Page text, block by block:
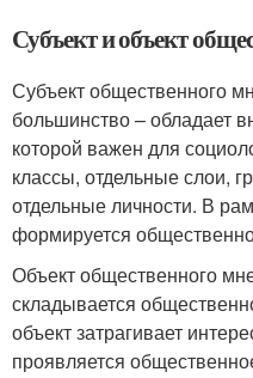
Субъект и объект
Субъект общественного
большинство – обладает
которой важен для
классы, отдельные слои,
отдельные личности. В
формируется
Объект общественного
складывается
объект затрагивает
проявляется